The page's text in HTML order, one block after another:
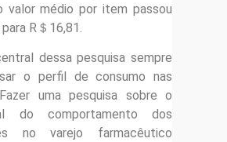
valor médio por item passou
R＄16,81.
dessa pesquisa sempre
o perfil de consumo nas
uma pesquisa sobre o
do comportamento dos
no varejo farmacêutico